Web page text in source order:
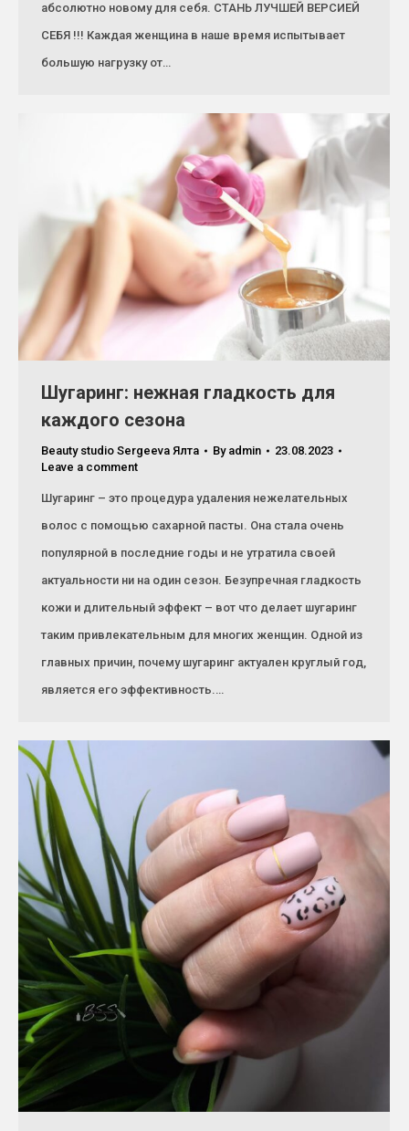
абсолютно новому для себя. СТАНЬ ЛУЧШЕЙ ВЕРСИЕЙ
СЕБЯ !!! Каждая женщина в наше время испытывает
большую нагрузку от…
Шугаринг: нежная гладкость для
каждого сезона
Beauty studio Sergeeva Ялта By admin
23.08.2023
Leave a comment
Шугаринг – это процедура удаления нежелательных
волос с помощью сахарной пасты. Она стала очень
популярной в последние годы и не утратила своей
актуальности ни на один сезон. Безупречная гладкость
кожи и длительный эффект – вот что делает шугаринг
таким привлекательным для многих женщин. Одной из
главных причин, почему шугаринг актуален круглый год,
является его эффективность.…